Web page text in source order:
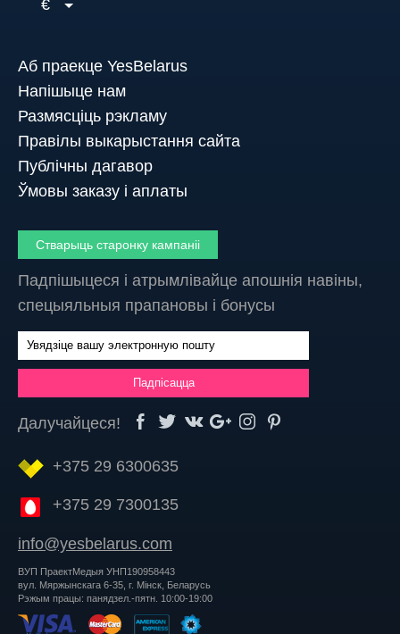
€
Аб праекце YesBelarus
Напішыце нам
Размясціць рэкламу
Правілы выкарыстання сайта
Публічны дагавор
Ўмовы заказу і аплаты
Стварыць старонку кампаніі
Падпішыцеся і атрымлівайце апошнія навіны,
спецыяльныя прапановы і бонусы
Далучайцеся!
+375 29 6300635
+375 29 7300135
info@yesbelarus.com
ВУП ПраектМедыя УНП190958443
вул. Мяржынскага 6-35, г. Мінск, Беларусь
Рэжым працы: панядзел.-пятн. 10:00-19:00